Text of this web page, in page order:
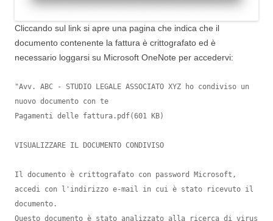
Cliccando sul link si apre una pagina che indica che il
documento contenente la fattura è crittografato ed è
necessario loggarsi su Microsoft OneNote per accedervi:
"Avv. ABC - STUDIO LEGALE ASSOCIATO XYZ ho condiviso un
nuovo documento con te
Pagamenti delle fattura.pdf(601 KB)
VISUALIZZARE IL DOCUMENTO CONDIVISO
Il documento è crittografato con password Microsoft,
accedi con l'indirizzo e-mail in cui è stato ricevuto il
documento.
Questo documento è stato analizzato alla ricerca di virus